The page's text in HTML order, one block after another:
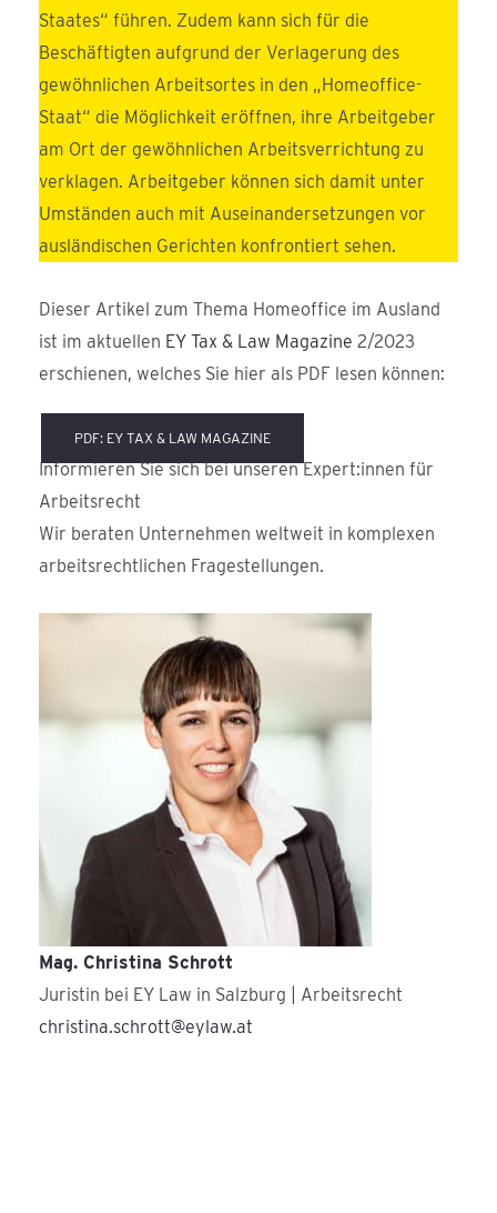
Staates“ führen. Zudem kann sich für die
Beschäftigten aufgrund der Verlagerung des
gewöhnlichen Arbeitsortes in den „Homeoffice-
Staat“ die Möglichkeit eröffnen, ihre Arbeitgeber
am Ort der gewöhnlichen Arbeitsverrichtung zu
verklagen. Arbeitgeber können sich damit unter
Umständen auch mit Auseinandersetzungen vor
ausländischen Gerichten konfrontiert sehen.
Dieser Artikel zum Thema Homeoffice im Ausland
ist im aktuellen EY Tax & Law Magazine 2/2023
erschienen, welches Sie hier als PDF lesen können:
PDF: EY TAX & LAW MAGAZINE
Informieren Sie sich bei unseren Expert:innen für
Arbeitsrecht
Wir beraten Unternehmen weltweit in komplexen
arbeitsrechtlichen Fragestellungen.
Mag. Christina Schrott
Juristin bei EY Law in Salzburg | Arbeitsrecht
christina.schrott@eylaw.at